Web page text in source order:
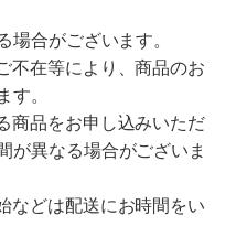
合がございます。
不在等により、商品のお
す。
商品をお申し込みいただ
が異なる場合がございま
などは配送にお時間をい